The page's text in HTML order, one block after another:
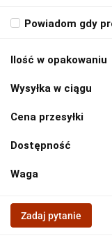
Powiadom gdy
Ilość w opakowaniu
Wysyłka w ciągu
Cena przesyłki
Dostępność
Waga
Zadaj pytanie